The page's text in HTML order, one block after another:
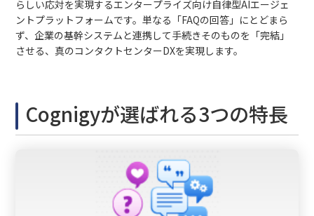
らしい応対を実現するエンタープライズ向け自律型AIエージェ
ントプラットフォームです。単なる「FAQの回答」にとどまら
ず、企業の基幹システムと連携して手続きそのものを「完結」
させる、真のコンタクトセンターDXを実現します。
Cognigyが選ばれる3つの特長